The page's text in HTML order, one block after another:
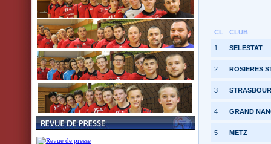
CL CLUB
1 SELESTAT
2 ROSIERES
3
4 GRAND
5 METZ